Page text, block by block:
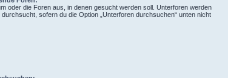
oder die Foren aus, in denen gesucht werden soll. Unterforen werden
sofern du die Option „Unterforen durchsuchen“ unten nicht